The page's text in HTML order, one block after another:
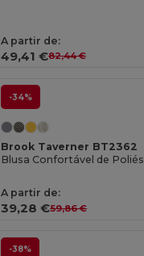
A partir de:
49,41 €82,44 €
-34%
Brook Taverner BT2362
Blusa Confortável de
A partir de:
39,28 €59,86 €
-38%